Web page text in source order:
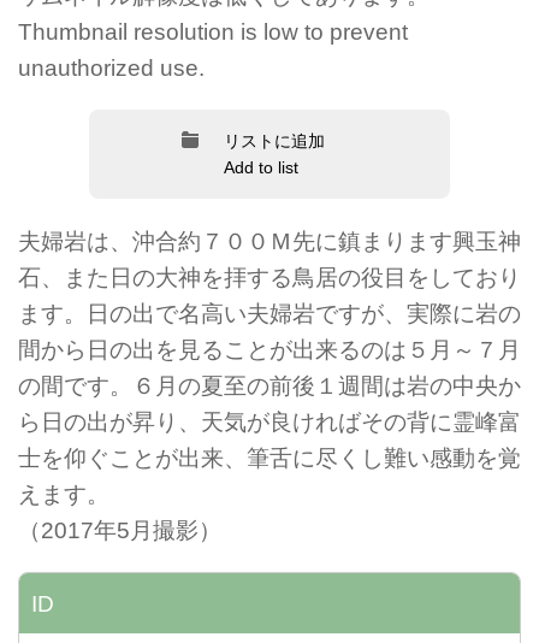
Thumbnail resolution is low to prevent
unauthorized use.
リストに追加
Add to list
夫婦岩は、沖合約７００Ｍ先に鎮まります興玉神
石、また日の大神を拝する鳥居の役目をしており
ます。日の出で名高い夫婦岩ですが、実際に岩の
間から日の出を見ることが出来るのは５月～７月
の間です。６月の夏至の前後１週間は岩の中央か
ら日の出が昇り、天気が良ければその背に霊峰富
士を仰ぐことが出来、筆舌に尽くし難い感動を覚
えます。
（2017年5月撮影）
ID